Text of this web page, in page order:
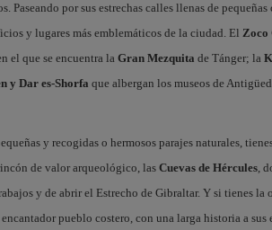
Paseando por sus estrechas calles llenas de
y lugares más emblemáticos de la ciudad. El Zoco
el que se encuentra laGran Mezquita de Tánger; la
y Dar es-Shorfa que albergan los museos de
y recogidas o hermosos parajes naturales,
de valor arqueológico, las Cuevas de Hércules,
y de abrir el Estrecho de Gibraltar. Y si tienes la
pueblo costero, con una larga historia a sus